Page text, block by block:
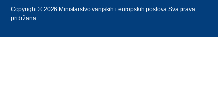
Copyright © 2026 Ministarstvo vanjskih i europskih poslova.Sva prava
pridržana